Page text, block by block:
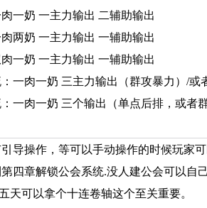
一奶 一主力输出 二辅助输出
两奶 一主力输出 一辅助输出
一奶 一主力输出 一辅助输出
一肉一奶 三主力输出（群攻暴力）/或
一肉一奶 三个输出（单点后排，或者
导操作，等可以手动操作的时候玩家可
四章解锁公会系统.没人建公会可以自
天可以拿个十连卷轴这个至关重要。